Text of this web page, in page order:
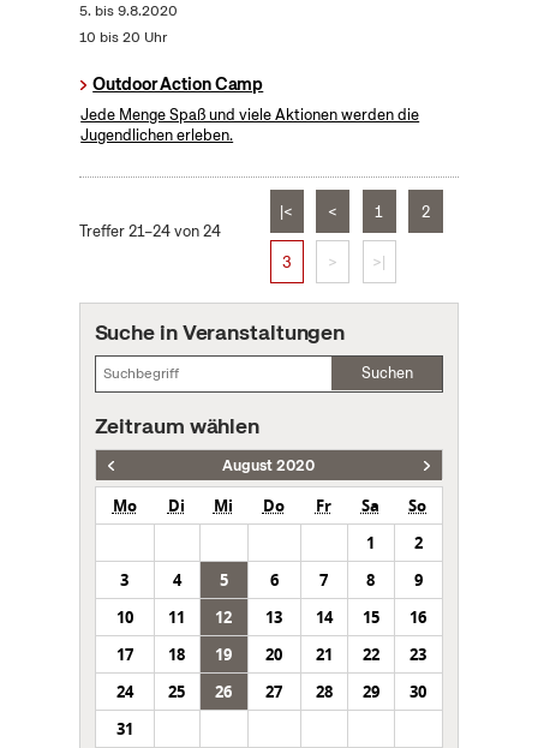
5. bis9.8.2020
10 bis 20 Uhr
Outdoor Action Camp
Jede Menge Spaß und viele Aktionen werden die
Jugendlichen erleben.
Treffer 21–24 von 24
|< < 1 2
3 > >|
Suche in Veranstaltungen
Suchen
Zeitraum wählen
August 2020
Mo Di Mi Do Fr Sa
So
1
2
3
4 5 6 7 8
9
10
11 12 13 14 15
16
17
18 19 20 21 22
23
24
25 26 27 28 29
30
31